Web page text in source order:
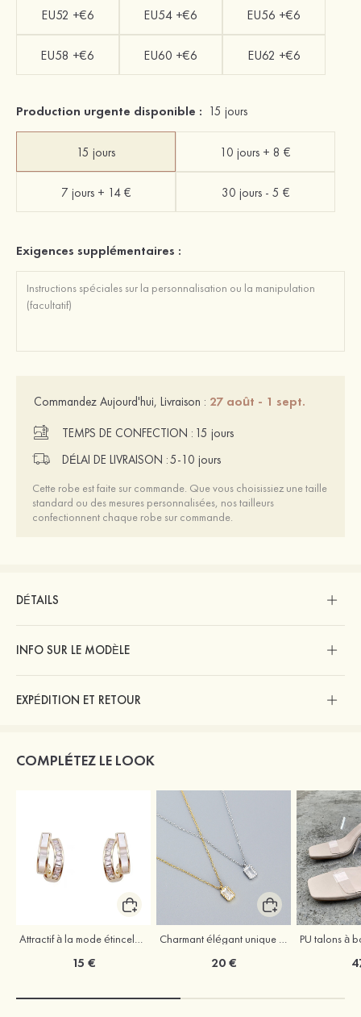
EU52 +€6 EU54 +€6 EU56 +€6
EU58 +€6 EU60 +€6 EU62 +€6
Production urgente disponible : 15 jours
15 jours 10 jours + 8 €
7 jours + 14 € 30 jours - 5 €
Exigences supplémentaires :
Commandez Aujourd'hui, Livraison : 27 août - 1 sept.
TEMPS DE CONFECTION : 15 jours
DÉLAI DE LIVRAISON :5-10 jours
Cette robe est faite sur commande. Que vous choisissiez une taille
standard ou des mesures personnalisées, nos tailleurs
confectionnent chaque robe sur commande.
DÉTAILS
INFO SUR LE MODÈLE
EXPÉDITION ET RETOUR
COMPLÉTEZ LE LOOK
Attractif à la mode étincelant argent s925 zircon boucles d'oreilles
15 €
Charmant élégant unique argent s925 zircon colliers
20 €